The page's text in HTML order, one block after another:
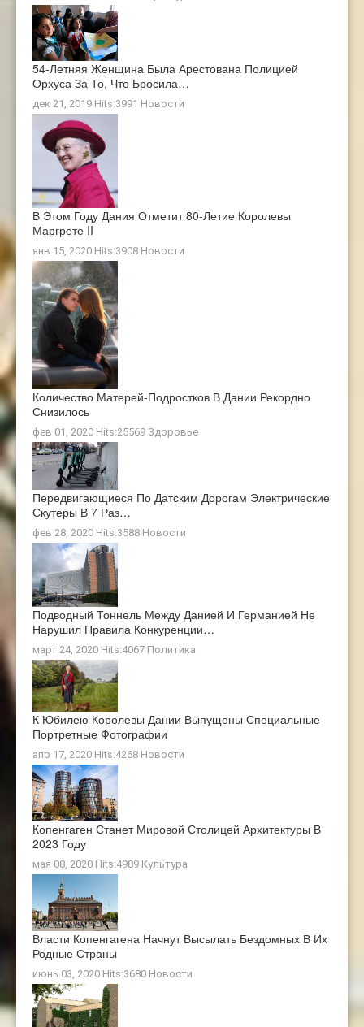
54-Летняя Женщина Была Арестована Полицией
Орхуса За То, Что Бросила…
дек 21, 2019 Hits:3991 Новости
В Этом Году Дания Отметит 80-Летие Королевы
Маргрете II
янв 15, 2020 Hits:3908 Новости
Количество Матерей-Подростков В Дании Рекордно
Снизилось
фев 01, 2020 Hits:25569 Здоровье
Передвигающиеся По Датским Дорогам Электрические
Скутеры В 7 Раз…
фев 28, 2020 Hits:3588 Новости
Подводный Тоннель Между Данией И Германией Не
Нарушил Правила Конкуренции…
март 24, 2020 Hits:4067 Политика
К Юбилею Королевы Дании Выпущены Специальные
Портретные Фотографии
апр 17, 2020 Hits:4268 Новости
Копенгаген Станет Мировой Столицей Архитектуры В
2023 Году
мая 08, 2020 Hits:4989 Культура
Власти Копенгагена Начнут Высылать Бездомных В Их
Родные Страны
июнь 03, 2020 Hits:3680 Новости